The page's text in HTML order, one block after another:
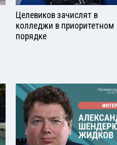
Целевиков зачислят в
колледжи в приоритетном
порядке